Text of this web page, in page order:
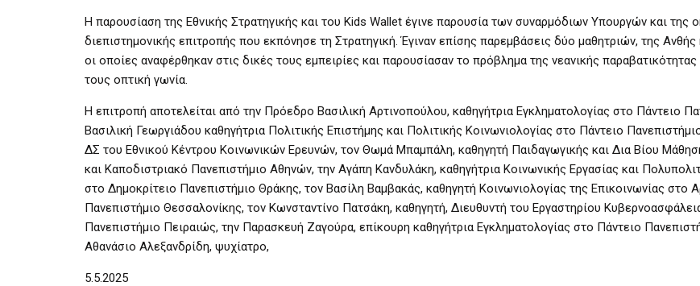
Η παρουσίαση της Εθνικής Στρατηγικής και του Kids Wallet έγινε παρουσία των συναρμόδιων Υπουργών και της
διεπιστημονικής επιτροπής που εκπόνησε τη Στρατηγική. Έγιναν επίσης παρεμβάσεις δύο μαθητριών, της Ανθής
οι οποίες αναφέρθηκαν στις δικές τους εμπειρίες και παρουσίασαν το πρόβλημα της νεανικής
τους οπτική γωνία.
Η επιτροπή αποτελείται από την Πρόεδρο Βασιλική Αρτινοπούλου, καθηγήτρια Εγκληματολογίας στο Πάντειο
Βασιλική Γεωργιάδου καθηγήτρια Πολιτικής Επιστήμης και Πολιτικής Κοινωνιολογίας στο Πάντειο
ΔΣ του Εθνικού Κέντρου Κοινωνικών Ερευνών, τον Θωμά Μπαμπάλη, καθηγητή Παιδαγωγικής και Δια Βίου
και Καποδιστριακό Πανεπιστήμιο Αθηνών, την Αγάπη Κανδυλάκη, καθηγήτρια Κοινωνικής Εργασίας και
στο Δημοκρίτειο Πανεπιστήμιο Θράκης, τον Βασίλη Βαμβακάς, καθηγητή Κοινωνιολογίας της Επικοινωνίας στο
Πανεπιστήμιο Θεσσαλονίκης, τον Κωνσταντίνο Πατσάκη, καθηγητή, Διευθυντή του Εργαστηρίου
Πανεπιστήμιο Πειραιώς, την Παρασκευή Ζαγούρα, επίκουρη καθηγήτρια Εγκληματολογίας στο Πάντειο
Αθανάσιο Αλεξανδρίδη, ψυχίατρο,
5.5.2025